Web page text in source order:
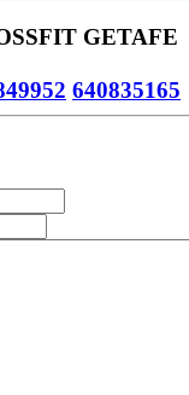
GETAFE
640835165